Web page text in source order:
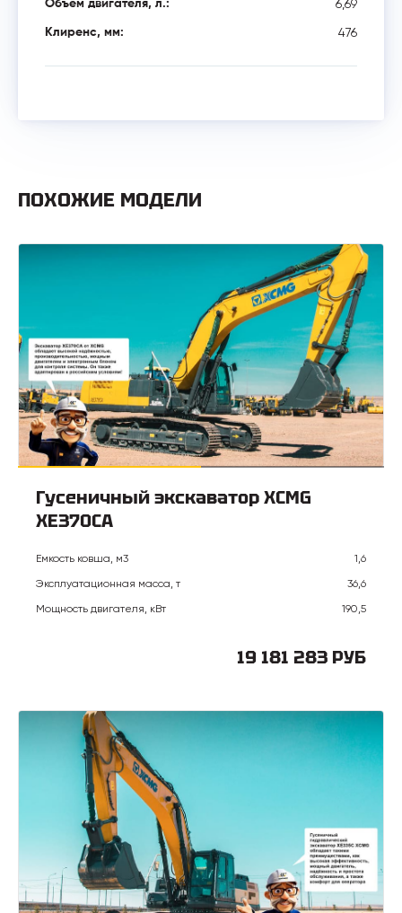
Объём двигателя, л.: 6,69
Клиренс, мм: 476
ПОХОЖИЕ МОДЕЛИ
Гусеничный экскаватор XCMG
XE370CA
Емкость ковша, м3
1,6
Эксплуатационная масса, т
36,6
Мощность двигателя, кВт
190,5
19 181 283 РУБ